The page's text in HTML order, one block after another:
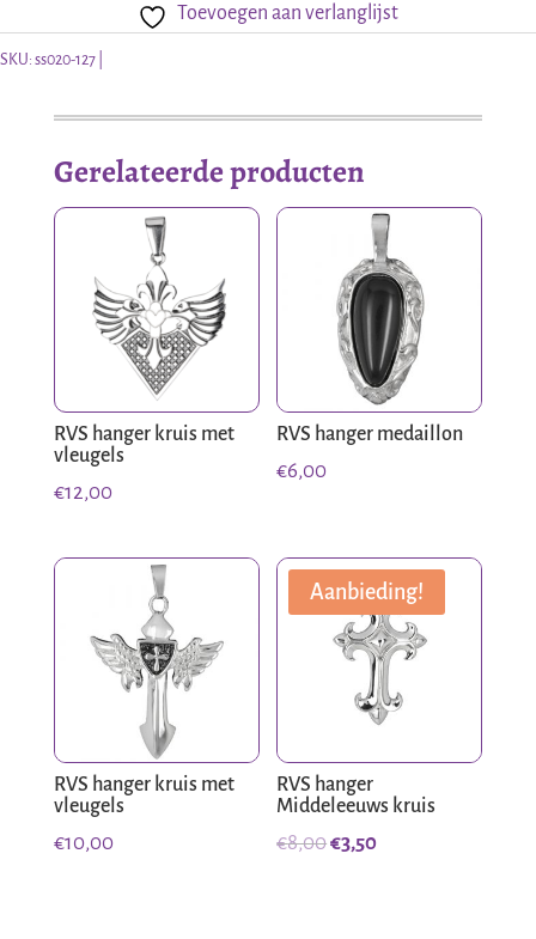
met
edelsteen
aantal
Toevoegen aan verlanglijst
SKU: ss020-127
Gerelateerde producten
RVS hanger kruis met
vleugels
€12,00
RVS hanger medaillon
€6,00
RVS hanger kruis met
vleugels
€10,00
Aanbieding!
RVS hanger
Middeleeuws kruis
€8,00Oorspronkelijke
€3,50Huidige